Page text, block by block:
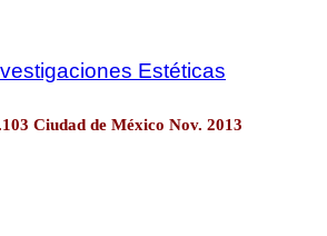
Estéticas
Ciudad de México Nov. 2013